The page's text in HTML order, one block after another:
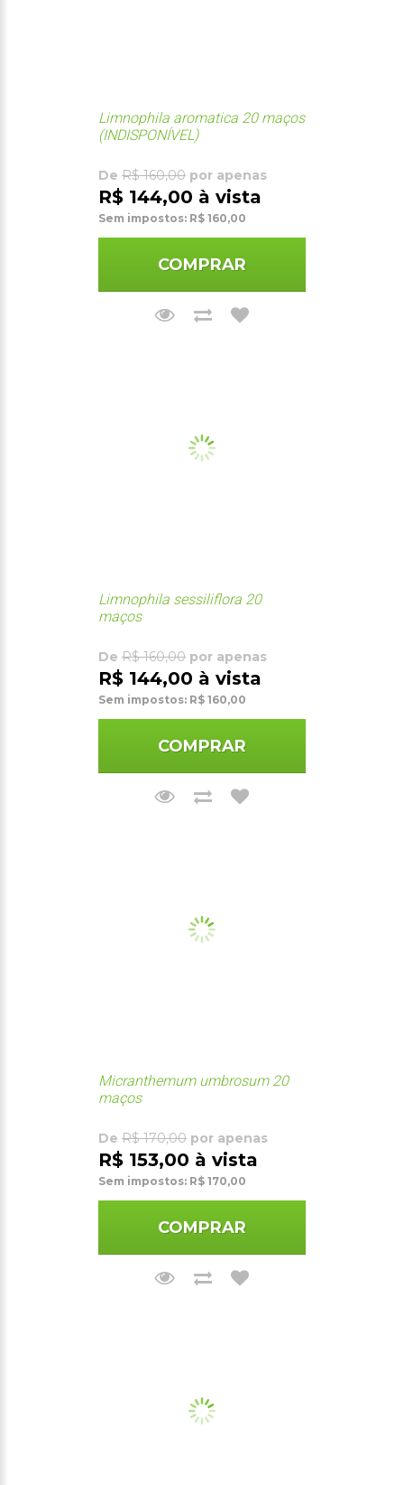
Limnophila aromatica 20 maços
(INDISPONÍVEL)
De R$ 160,00 por apenas
R$ 144,00 à vista
Sem impostos: R$ 160,00
COMPRAR
Limnophila sessiliflora 20
maços
De R$ 160,00 por apenas
R$ 144,00 à vista
Sem impostos: R$ 160,00
COMPRAR
Micranthemum umbrosum 20
maços
De R$ 170,00 por apenas
R$ 153,00 à vista
Sem impostos: R$ 170,00
COMPRAR